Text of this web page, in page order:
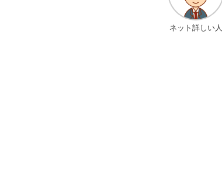
ネット詳しい人